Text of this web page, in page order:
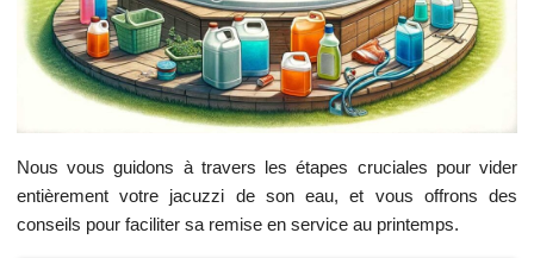
Nous vous guidons à travers les étapes cruciales pour vider
entièrement votre jacuzzi de son eau, et vous offrons des
conseils pour faciliter sa remise en service au printemps.